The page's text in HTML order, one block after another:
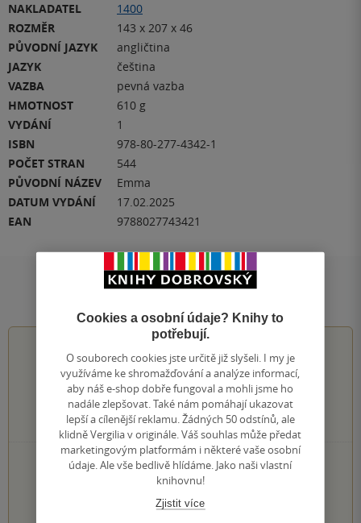
NAKLADATEL
1400
ROZMĚR
143 x 207 x 46
PŮVODNÍ JAZYK
angličtina
JAZYK
čeština
VAZBA
pevná vazba
HMOTNOST
610 g
VYDÁNÍ
1
ISBN
978-80-277-4342-1
POČET STRAN
544
PŮVODNÍ NÁZEV
Emma
DATUM VYDÁNÍ
17.02.2025
EAN
9788027743421
Hodnocení a recenze čtenářů
4.3z5
66hodnocení čtenářů
37×
5 hvězdiček
16×
4 hvězdičky
11×
3 hvězdičky
2 hvězdičky
Cookies a osobní údaje? Knihy to
potřebují.
O souborech cookies jste určitě již slyšeli. I my je
využíváme ke shromažďování a analýze informací,
aby náš e-shop dobře fungoval a mohli jsme ho
nadále zlepšovat. Také nám pomáhají ukazovat
lepší a cílenější reklamu. Žádných 50 odstínů, ale
klidně Vergilia v originále. Váš souhlas může předat
marketingovým platformám i některé vaše osobní
údaje. Ale vše bedlivě hlídáme. Jako naši vlastní
knihovnu!
Zjistit více